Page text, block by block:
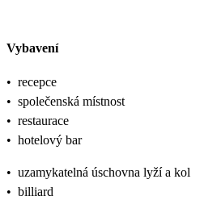
Vybavení
• recepce
• společenská místnost
• restaurace
• hotelový bar
• uzamykatelná úschovna lyží a kol
• billiard